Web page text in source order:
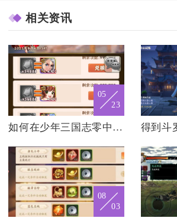
相关资讯
05
23
如何在少年三国志零中获得更多奖励
08
03